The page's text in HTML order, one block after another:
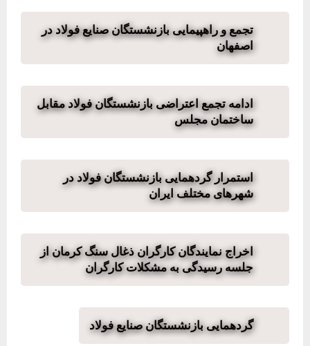
تجمع و راهپیمایی بازنشستگان صنایع فولاد در
اصفهان
ادامه تجمع اعتراضی بازنشستگان فولاد مقابل
ساختمان مجلس
استمرار گردهمایی بازنشستگان فولاد در
شهرهای مختلف ایران
اخراج نمایندگان کارگران ذغال سنگ کرمان از
جلسه رسیدگی به مشکلات کارگران
گردهمایی بازنشستگان صنایع فولاد